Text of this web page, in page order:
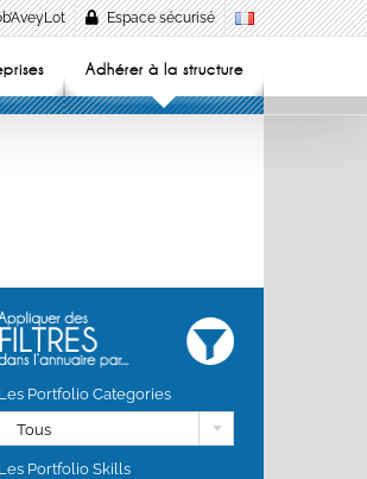
Espace sécurisé
Adhérer à la structure
Les Portfolio Categories
Tous
Les Portfolio Skills